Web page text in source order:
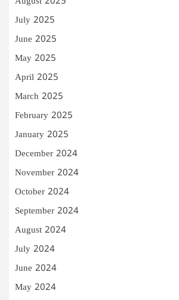
July 2025
June 2025
May 2025
April 2025
March 2025
February 2025
January 2025
December 2024
November 2024
October 2024
September 2024
August 2024
July 2024
June 2024
May 2024